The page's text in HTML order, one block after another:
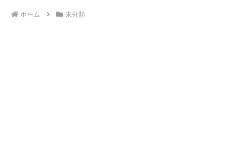
ホーム 未分類